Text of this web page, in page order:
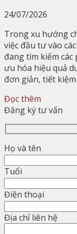
24/07/2026
Trong xu hướng
việc đầu tư vào
đang tìm kiếm
ưu hóa hiệu quả
đơn giản, tiết
Đọc thêm
Đăng ký tư vấn
Họ và tên
Tuổi
Điện thoại
Địa chỉ liên hệ